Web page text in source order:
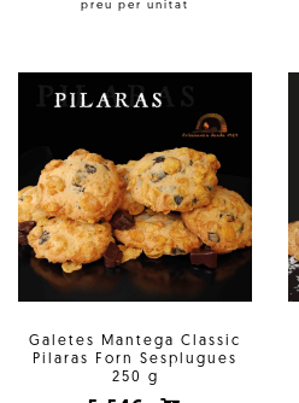
preu per unitat
Galetes Mantega Classic
Pilaras Forn Sesplugues
250 g